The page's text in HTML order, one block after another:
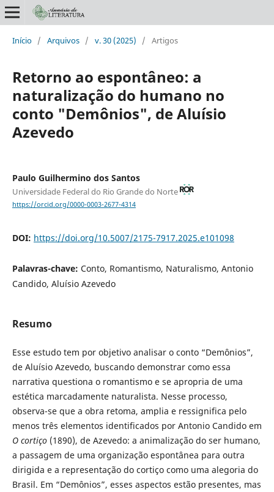
Início / Arquivos / v. 30 (2025) / Artigos
Retorno ao espontâneo: a
naturalização do humano no
conto "Demônios", de Aluísio
Azevedo
Paulo Guilhermino dos Santos
Universidade Federal do Rio Grande do Norte
https://orcid.org/0000-0003-2677-4314
DOI: https://doi.org/10.5007/2175-7917.2025.e101098
Palavras-chave: Conto, Romantismo, Naturalismo, Antonio
Candido, Aluísio Azevedo
Resumo
Esse estudo tem por objetivo analisar o conto “Demônios”,
de Aluísio Azevedo, buscando demonstrar como essa
narrativa questiona o romantismo e se apropria de uma
estética marcadamente naturalista. Nesse processo,
observa-se que a obra retoma, amplia e ressignifica pelo
menos três elementos identificados por Antonio Candido em
O cortiço(1890), de Azevedo: a animalização do ser humano,
a passagem de uma organização espontânea para outra
dirigida e a representação do cortiço como uma alegoria do
Brasil. Em “Demônios”, esses aspectos estão presentes, mas